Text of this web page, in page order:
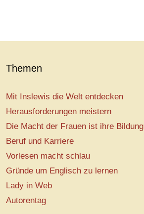
Themen
Mit Inslewis die Welt entdecken
Herausforderungen meistern
Die Macht der Frauen ist ihre Bildung
Beruf und Karriere
Vorlesen macht schlau
Gründe um Englisch zu lernen
Lady in Web
Autorentag